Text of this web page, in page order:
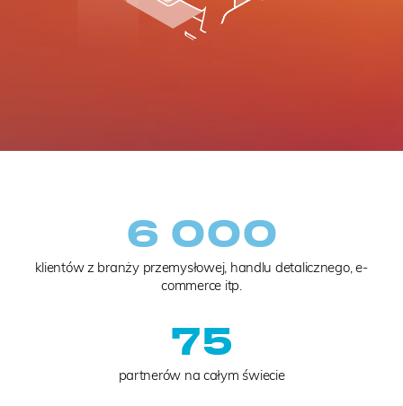
klientów z branży przemysłowej, handlu detalicznego, e-
commerce itp.
6 000
partnerów na całym świecie
75